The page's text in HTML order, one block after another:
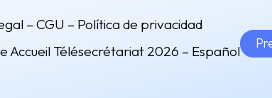
– CGU – Política de privacidad
Accueil Télésecrétariat 2026 – Español